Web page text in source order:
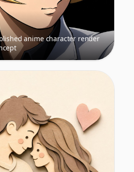
anime character render